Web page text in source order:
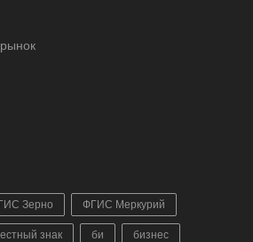
Зерно ФГИС Меркурий
знак би бизнес